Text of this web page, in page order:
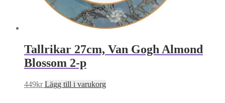
Tallrikar 27cm, Van Gogh Almond
Blossom 2-p
449kr Lägg till i varukorg